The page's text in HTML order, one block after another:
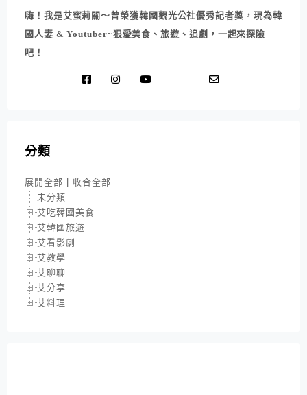
嗨！我是艾蜜莉關～曾榮獲韓國觀光公社優秀記者獎，現為韓
國人妻 & Youtuber~狠愛美食、旅遊、追劇，一起來探險
吧！
分類
展開全部
收合全部
未分類
艾吃韓國美食
艾韓國旅遊
艾看影劇
艾教學
艾聊聊
艾分享
艾料理